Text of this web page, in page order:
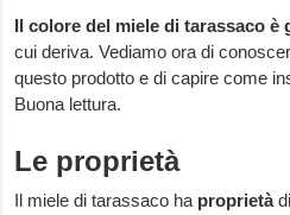
Il colore del miele di tarassaco
cui deriva. Vediamo ora di
questo prodotto e di capire come
Buona lettura.
Le proprietà
Il miele di tarassaco ha proprietà